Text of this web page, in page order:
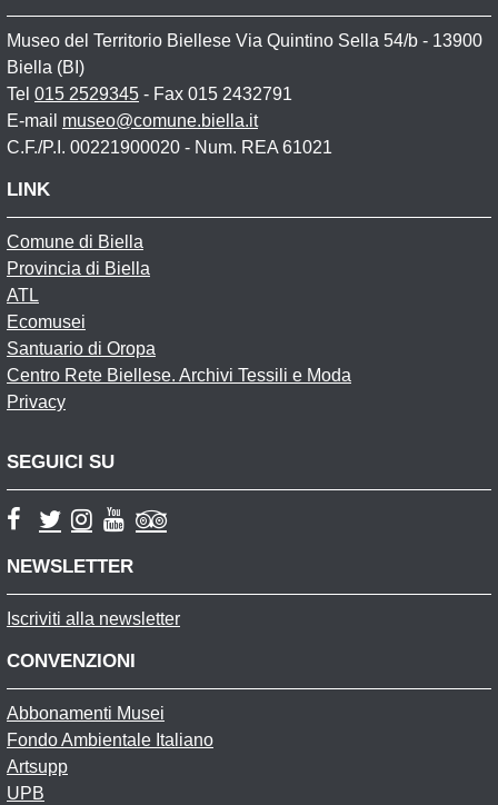
Museo del Territorio Biellese Via Quintino Sella 54/b - 13900
Biella (BI)
Tel 015 2529345 - Fax 015 2432791
E-mail museo@comune.biella.it
C.F./P.I. 00221900020 - Num. REA 61021
LINK
Comune di Biella
Provincia di Biella
ATL
Ecomusei
Santuario di Oropa
Centro Rete Biellese. Archivi Tessili e Moda
Privacy
SEGUICI SU
NEWSLETTER
Iscriviti alla newsletter
CONVENZIONI
Abbonamenti Musei
Fondo Ambientale Italiano
Artsupp
UPB